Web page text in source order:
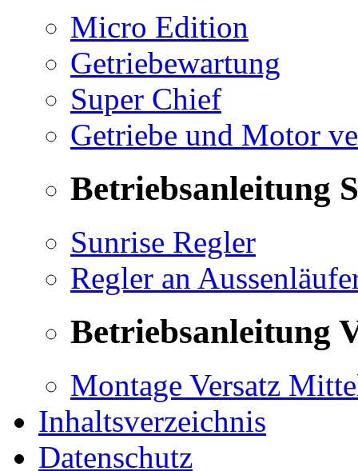
Micro Edition
Getriebewartung
Super Chief
Getriebe und Motor
Betriebsanleitung
Sunrise Regler
Regler an
Betriebsanleitung
Montage Versatz
Inhaltsverzeichnis
Datenschutz